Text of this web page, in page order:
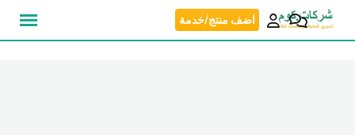
انتقل
اضف منتج/خدمة